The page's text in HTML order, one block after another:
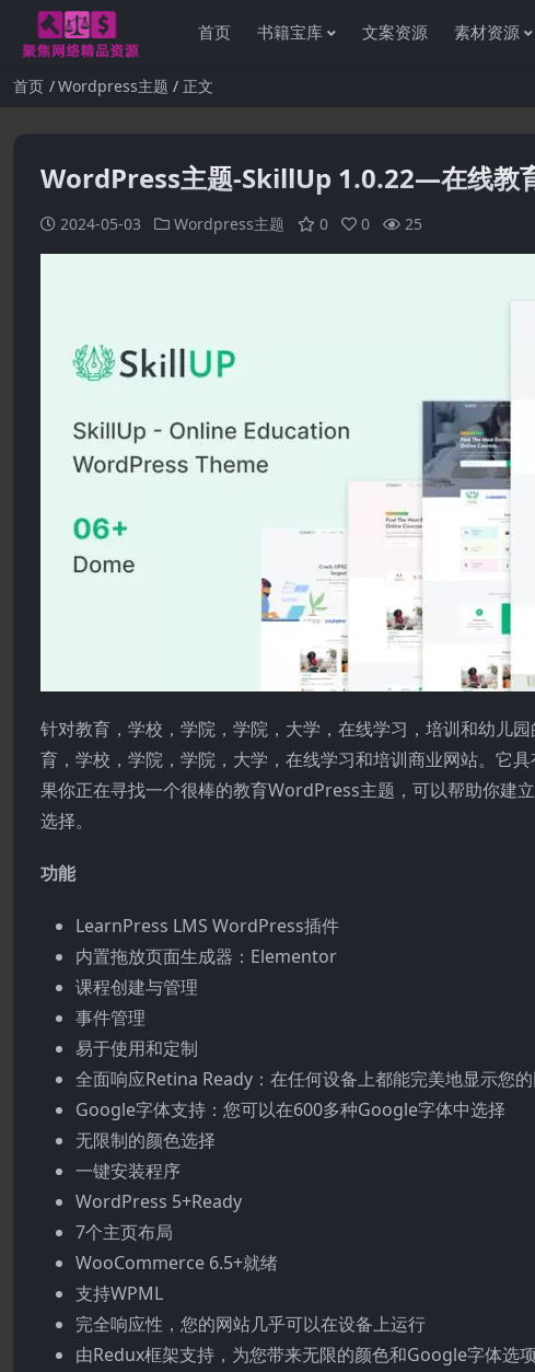
首页 书籍宝库 文案资源 素材资源
首页 Wordpress主题 正文
WordPress主题-SkillUp 1.0.22—在线教
2024-05-03 Wordpress主题 0 0 25
针对教育，学校，学院，学院，大学，在线学习，培训和幼儿
育，学校，学院，学院，大学，在线学习和培训商业网站。它
果你正在寻找一个很棒的教育WordPress主题，可以帮助你建
选择。
功能
LearnPress LMS WordPress插件
内置拖放页面生成器：Elementor
课程创建与管理
事件管理
易于使用和定制
全面响应Retina Ready：在任何设备上都能完美地显示您的
Google字体支持：您可以在600多种Google字体中选择
无限制的颜色选择
一键安装程序
WordPress 5+Ready
7个主页布局
WooCommerce 6.5+就绪
支持WPML
完全响应性，您的网站几乎可以在设备上运行
由Redux框架支持，为您带来无限的颜色和Google字体选项